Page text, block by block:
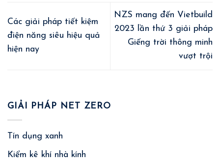
Các giải pháp tiết kiệm
điện năng siêu hiệu quả
hiện nay
NZS mang đến Vietbuild
2023 lần thứ 3 giải pháp
Giếng trời thông minh
vượt trội
GIẢI PHÁP NET ZERO
Tín dụng xanh
Kiểm kê khí nhà kính